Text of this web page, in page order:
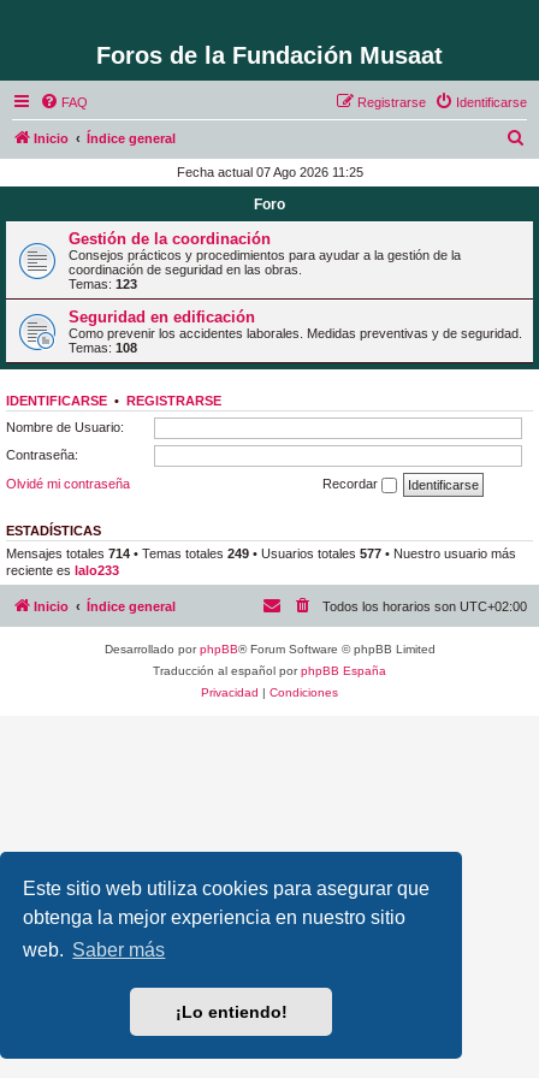
Este sitio web utiliza cookies para asegurar que
obtenga la mejor experiencia en nuestro sitio
web. Saber más
¡Lo entiendo!
Foros de la Fundación Musaat
FAQ Identificarse
Registrarse
Inicio Índice general
c
Fecha actual 07 Ago 2026 11:25
Foro
Gestión de la coordinación
Consejos prácticos y procedimientos para ayudar a la gestión de la
coordinación de seguridad en las obras.
Temas: 123
Seguridad en edificación
Como prevenir los accidentes laborales. Medidas preventivas y de seguridad.
Temas: 108
IDENTIFICARSE • REGISTRARSE
Nombre de Usuario:
Contraseña:
Olvidé mi contraseña
Recordar
ESTADÍSTICAS
Mensajes totales 714 • Temas totales 249 • Usuarios totales 577 • Nuestro usuario más
reciente es lalo233
Inicio Índice general Todos los horarios son UTC+02:00
Desarrollado porphpBB® Forum Software © phpBB Limited
Traducción al español porphpBB España
Privacidad | Condiciones